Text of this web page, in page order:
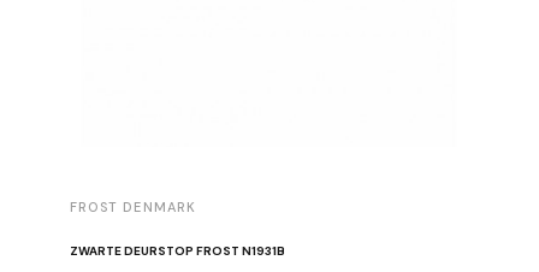
FROST DENMARK
ZWARTE DEURSTOP FROST N1931B